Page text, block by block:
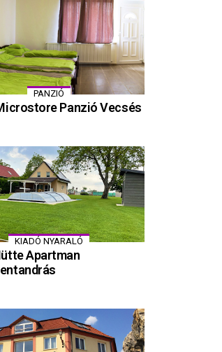
PANZIÓ
Panzió Vecsés
KIADÓ NYARALÓ
Apartman